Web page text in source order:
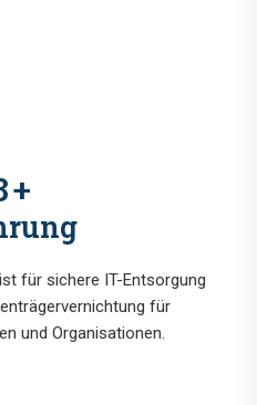
+
für sichere IT-Entsorgung
für
und Organisationen.